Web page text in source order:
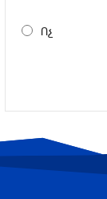
7
Ոչ